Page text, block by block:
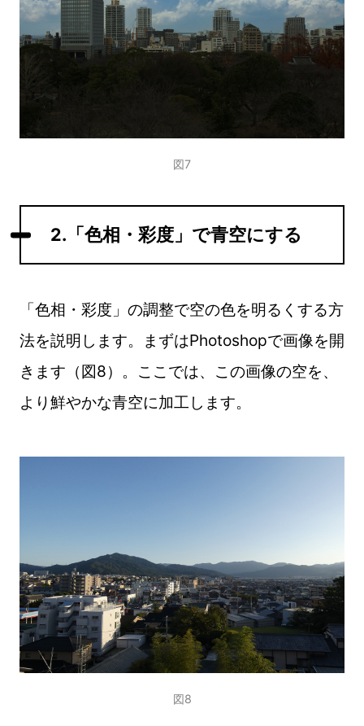
図7
2.「色相・彩度」で青空にする
「色相・彩度」の調整で空の色を明るくする方
法を説明します。まずはPhotoshopで画像を開
きます（図8）。ここでは、この画像の空を、
より鮮やかな青空に加工します。
図8